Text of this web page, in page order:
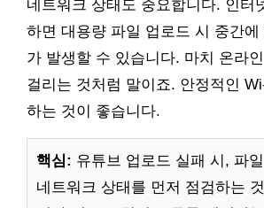
네트워크 상태도 중요합니다. 인터
하면 대용량 파일 업로드 시 중간에
가 발생할 수 있습니다. 마치 온라
걸리는 것처럼 말이죠. 안정적인
하는 것이 좋습니다.
핵심: 유튜브 업로드 실패 시, 파
네트워크 상태를 먼저 점검하는